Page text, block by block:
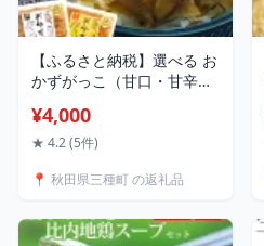
【ふるさと納税】選べる お
かずがっこ（甘口・甘辛・
パケット
¥4,000
★ 4.2 (5件)
📍 秋田県三種町 の返礼品